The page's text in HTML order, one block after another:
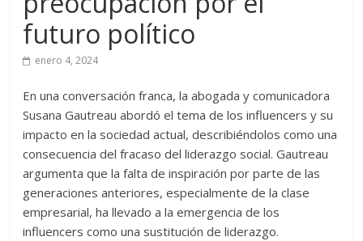
futuro político
enero 4, 2024
En una conversación franca, la abogada y comunicadora
Susana Gautreau abordó el tema de los influencers y su
impacto en la sociedad actual, describiéndolos como una
consecuencia del fracaso del liderazgo social. Gautreau
argumenta que la falta de inspiración por parte de las
generaciones anteriores, especialmente de la clase
empresarial, ha llevado a la emergencia de los
influencers como una sustitución de liderazgo.